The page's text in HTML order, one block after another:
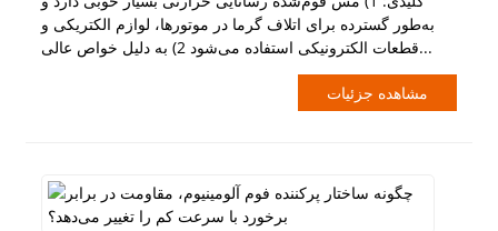
به‌طور گسترده برای اتلاف گرما در موتورها، لوازم الکتریکی و
قطعات الکترونیکی استفاده می‌شود 2) به دلیل خواص عالی...
مشاهده جزئیات